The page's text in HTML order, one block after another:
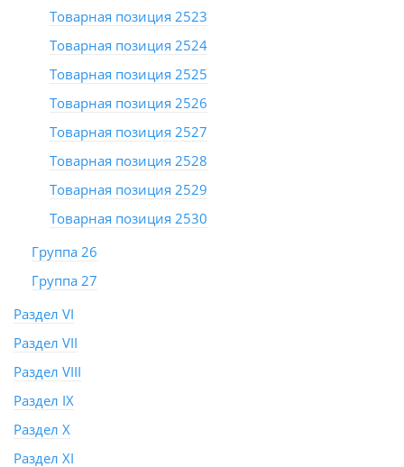
Товарная позиция 2523
Товарная позиция 2524
Товарная позиция 2525
Товарная позиция 2526
Товарная позиция 2527
Товарная позиция 2528
Товарная позиция 2529
Товарная позиция 2530
Группа 26
Группа 27
Раздел VI
Раздел VII
Раздел VIII
Раздел IX
Раздел X
Раздел XI